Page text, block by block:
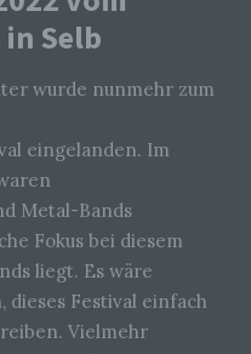
Selb
wurde nunmehr zum
eingelanden. Im
Metal-Bands
Fokus bei diesem
liegt. Es wäre
dieses Festival einfach
Vielmehr